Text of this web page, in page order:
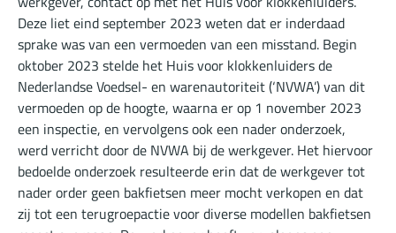
Deze liet eind september 2023 weten dat er inderdaad
sprake was van een vermoeden van een misstand. Begin
oktober 2023 stelde het Huis voor klokkenluiders de
Nederlandse Voedsel- en warenautoriteit (‘NVWA’) van dit
vermoeden op de hoogte, waarna er op 1 november 2023
een inspectie, en vervolgens ook een nader onderzoek,
werd verricht door de NVWA bij de werkgever. Het hiervoor
bedoelde onderzoek resulteerde erin dat de werkgever tot
nader order geen bakfietsen meer mocht verkopen en dat
zij tot een terugroepactie voor diverse modellen bakfietsen